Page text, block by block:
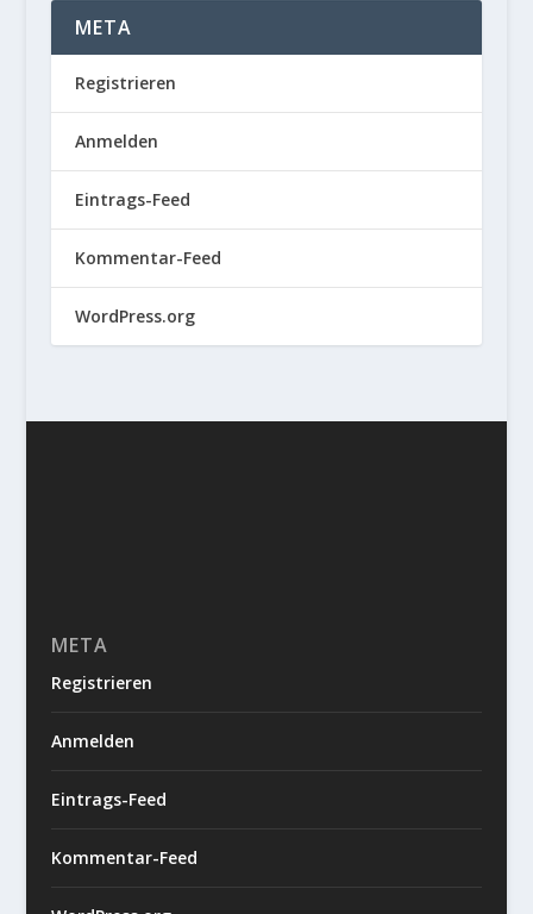
META
Registrieren
Anmelden
Eintrags-Feed
Kommentar-Feed
WordPress.org
META
Registrieren
Anmelden
Eintrags-Feed
Kommentar-Feed